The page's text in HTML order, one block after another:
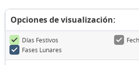
Opciones de visualización:
Días Festivos
Fases Lunares